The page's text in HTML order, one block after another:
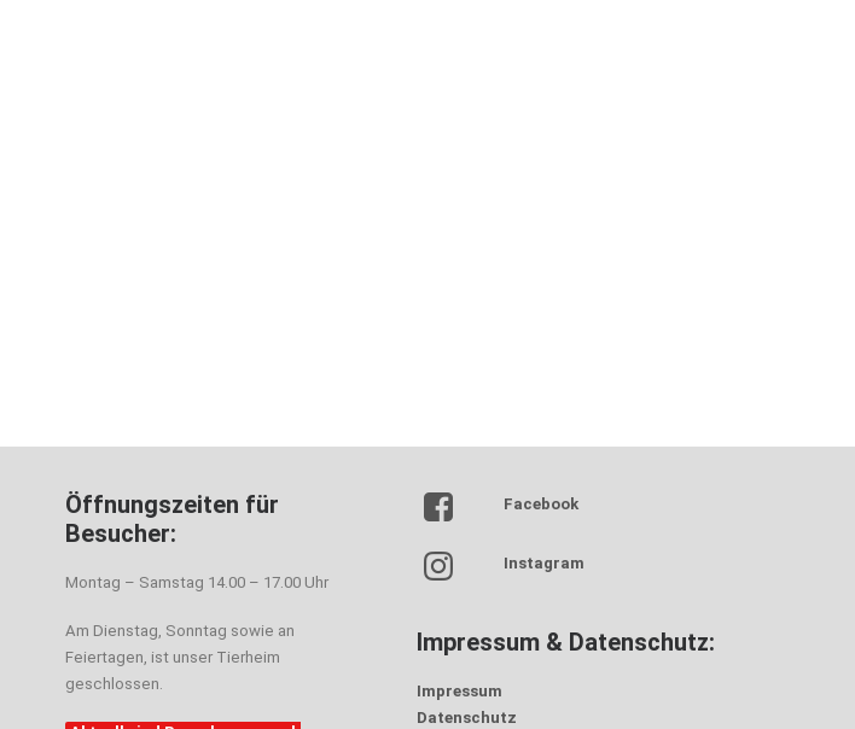
Öffnungszeiten für
Besucher:
Montag – Samstag 14.00 – 17.00 Uhr
Am Dienstag, Sonntag sowie an
Feiertagen, ist unser Tierheim
geschlossen.
Facebook
Instagram
Impressum & Datenschutz:
Impressum
Datenschutz